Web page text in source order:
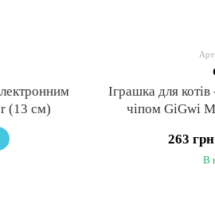
(13 см)
Іграшка для
чіпом GiGwi
263 грн
В